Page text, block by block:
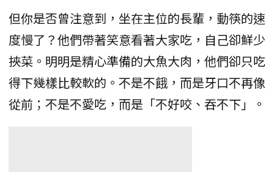
但你是否曾注意到，坐在主位的長輩，動筷的速
度慢了？他們帶著笑意看著大家吃，自己卻鮮少
挾菜。明明是精心準備的大魚大肉，他們卻只吃
得下幾樣比較軟的。不是不餓，而是牙口不再像
從前；不是不愛吃，而是「不好咬、吞不下」。